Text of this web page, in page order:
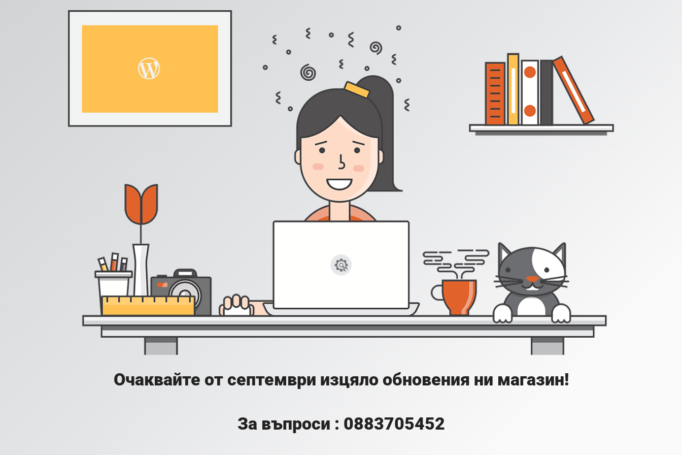
Очаквайте от септември изцяло обновения ни магазин!
За въпроси : 0883705452